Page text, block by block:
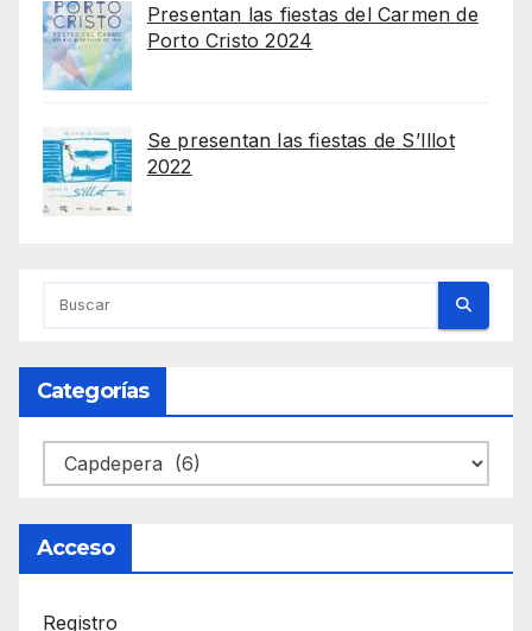
Presentan las fiestas del Carmen de
Porto Cristo 2024
Se presentan las fiestas de S’Illot
2022
Categorías
Categorías
Acceso
Registro